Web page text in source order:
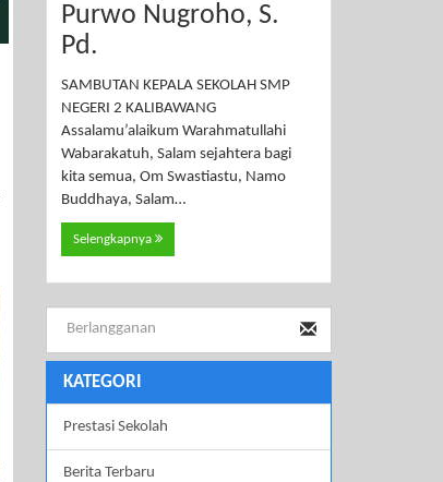
Purwo Nugroho, S.
Pd.
SAMBUTAN KEPALA SEKOLAH SMP
NEGERI 2 KALIBAWANG
Assalamu’alaikum Warahmatullahi
Wabarakatuh, Salam sejahtera bagi
kita semua, Om Swastiastu, Namo
Buddhaya, Salam…
Selengkapnya
KATEGORI
Prestasi Sekolah
Berita Terbaru